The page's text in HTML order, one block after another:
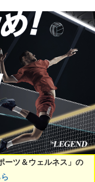
ーツ＆ウェルネス」の